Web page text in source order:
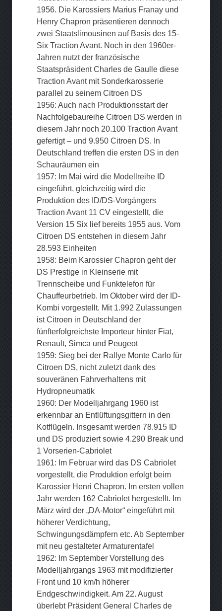
1956. Die Karossiers Marius Franay und
Henry Chapron präsentieren dennoch
zwei Staatslimousinen auf Basis des 15-
Six Traction Avant. Noch in den 1960er-
Jahren nutzt der französische
Staatspräsident Charles de Gaulle diese
Traction Avant mit Sonderkarosserie
parallel zu seinem Citroen DS
1956: Auch nach Produktionsstart der
Nachfolgebaureihe Citroen DS werden in
diesem Jahr noch 20.100 Traction Avant
gefertigt – und 9.950 Citroen DS. In
Deutschland treffen die ersten DS in den
Schauräumen ein
1957: Im Mai wird die Modellreihe ID
eingeführt, gleichzeitig wird die
Produktion des ID/DS-Vorgängers
Traction Avant 11 CV eingestellt, die
Version 15 Six lief bereits 1955 aus. Vom
Citroen DS entstehen in diesem Jahr
28.593 Einheiten
1958: Beim Karossier Chapron geht der
DS Prestige in Kleinserie mit
Trennscheibe und Funktelefon für
Chauffeurbetrieb. Im Oktober wird der ID-
Kombi vorgestellt. Mit 1.992 Zulassungen
ist Citroen in Deutschland der
fünfterfolgreichste Importeur hinter Fiat,
Renault, Simca und Peugeot
1959: Sieg bei der Rallye Monte Carlo für
Citroen DS, nicht zuletzt dank des
souveränen Fahrverhaltens mit
Hydropneumatik
1960: Der Modelljahrgang 1960 ist
erkennbar an Entlüftungsgittern in den
Kotflügeln. Insgesamt werden 78.915 ID
und DS produziert sowie 4.290 Break und
1 Vorserien-Cabriolet
1961: Im Februar wird das DS Cabriolet
vorgestellt, die Produktion erfolgt beim
Karossier Henri Chapron. Im ersten vollen
Jahr werden 162 Cabriolet hergestellt. Im
März wird der „DA-Motor“ eingeführt mit
höherer Verdichtung,
Schwingungsdämpfern etc. Ab September
mit neu gestalteter Armaturentafel
1962: Im September Vorstellung des
Modelljahrgangs 1963 mit modifizierter
Front und 10 km/h höherer
Endgeschwindigkeit. Am 22. August
überlebt Präsident General Charles de